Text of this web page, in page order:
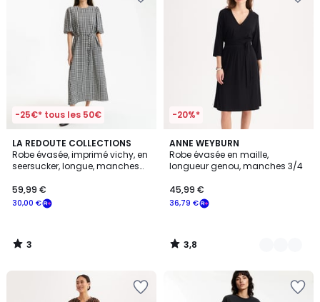
-25€* tous les 50€
LA REDOUTE COLLECTIONS
Robe évasée, imprimé vichy, en
seersucker, longue, manches
30,00 €
59,99 €
3
/
5
3
/
-20%*
ANNE WEYBURN
Robe évasée en maille,
longueur genou, manches 3/4
36,79 €
45,99 €
3,8
/ 5
2
Couleurs
3,8
/